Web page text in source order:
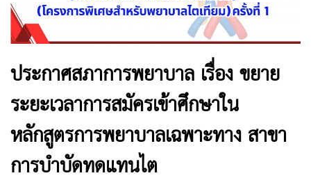
ประกาศสภาการพยาบาล เรื่อง ขยาย
ระยะเวลาการสมัครเข้าศึกษาใน
หลักสูตรการพยาบาลเฉพาะทาง สาขา
การบำบัดทดแทนไต